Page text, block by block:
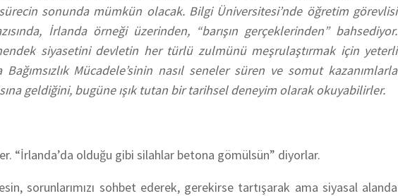
sonunda mümkün olacak. Bilgi Üniversitesi’nde öğretim görevlisi
İrlanda örneği üzerinden, “barışın gerçeklerinden” bahsediyor.
siyasetini devletin her türlü zulmünü meşrulaştırmak için yeterli
Mücadele’sinin nasıl seneler süren ve somut kazanımlarla
geldiğini, bugüne ışık tutan bir tarihsel deneyim olarak okuyabilirler.
“İrlanda’da olduğu gibi silahlar betona gömülsün” diyorlar.
sorunlarımızı sohbet ederek, gerekirse tartışarak ama siyasal alanda